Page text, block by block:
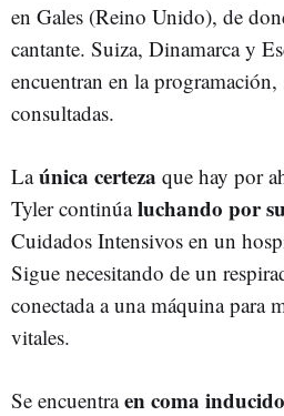
en Gales (Reino Unido), de
cantante. Suiza, Dinamarca y
encuentran en la
consultadas.
Laúnica certeza que hay por
Tyler continúaluchando por
Cuidados Intensivos en un
Sigue necesitando de un
conectada a una máquina para
vitales.
Se encuentraen coma inducido